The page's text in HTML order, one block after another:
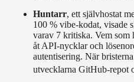
Huntarr, ett självhostat
100 % vibe-kodat, visade
varav 7 kritiska. Vem som
åt API-nycklar och
autentisering. När
utvecklarna GitHub-repot